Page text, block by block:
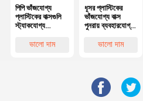
পিপি ভাঁজযোগ্য
প্লাস্টিকের বাক্সগুলি
স্ট্যাকযোগ্য
বাক্স হালকা
ভালো দাম
ধূসর প্লাস্টিকের
ভাঁজযোগ্য বাক্স
পুনরায় ব্যবহারযোগ্য
টেকসইভালো দাম